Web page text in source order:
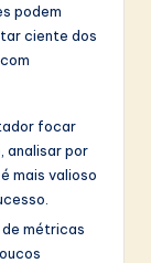
podem
ciente dos
focar
analisar por
mais valioso
métricas